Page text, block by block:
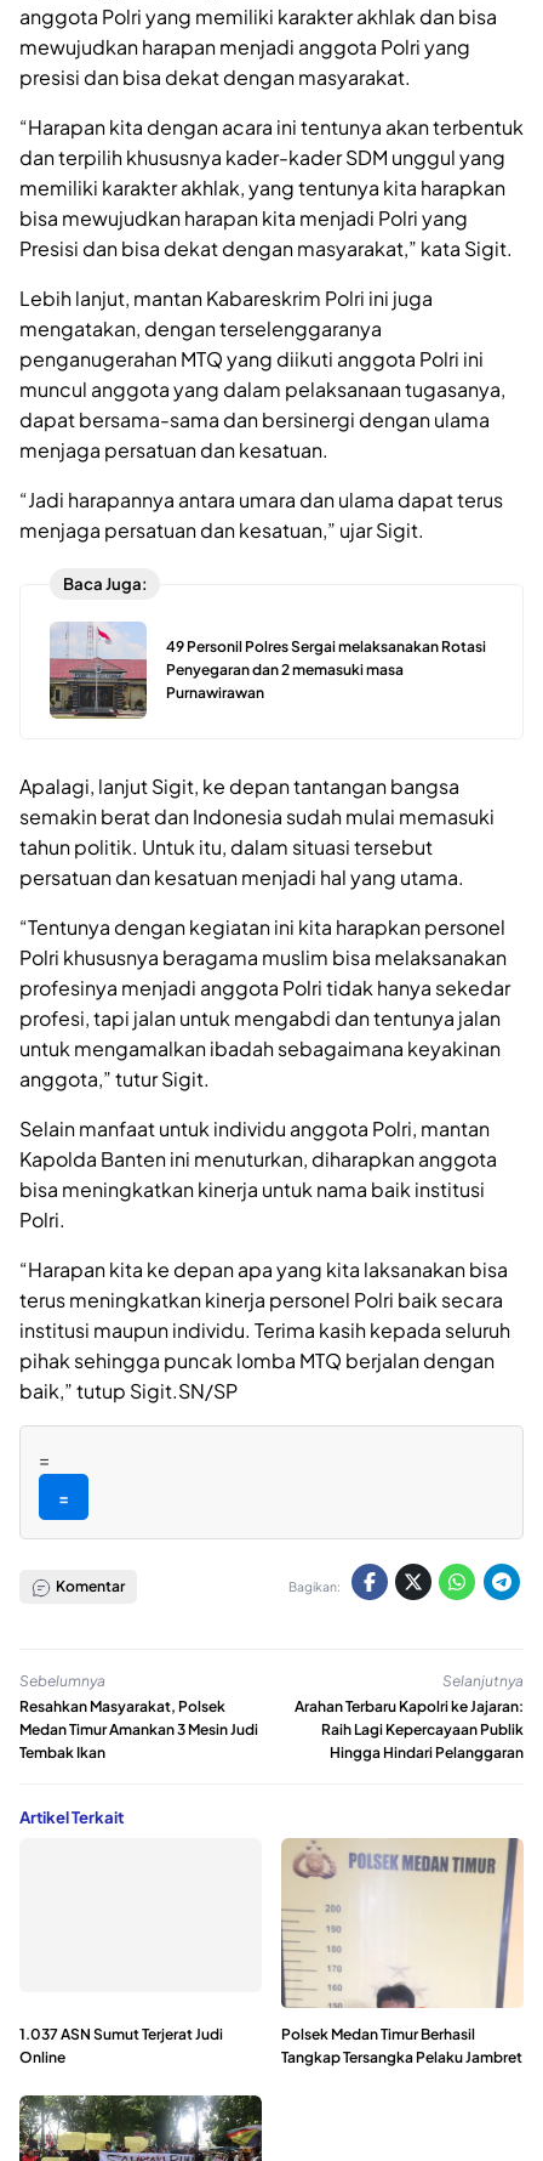
anggota Polri yang memiliki karakter akhlak dan bisa
mewujudkan harapan menjadi anggota Polri yang
presisi dan bisa dekat dengan masyarakat.
“Harapan kita dengan acara ini tentunya akan terbentuk
dan terpilih khususnya kader-kader SDM unggul yang
memiliki karakter akhlak, yang tentunya kita harapkan
bisa mewujudkan harapan kita menjadi Polri yang
Presisi dan bisa dekat dengan masyarakat,” kata Sigit.
Lebih lanjut, mantan Kabareskrim Polri ini juga
mengatakan, dengan terselenggaranya
penganugerahan MTQ yang diikuti anggota Polri ini
muncul anggota yang dalam pelaksanaan tugasanya,
dapat bersama-sama dan bersinergi dengan ulama
menjaga persatuan dan kesatuan.
“Jadi harapannya antara umara dan ulama dapat terus
menjaga persatuan dan kesatuan,” ujar Sigit.
Baca Juga:
49 Personil Polres Sergai melaksanakan Rotasi
Penyegaran dan 2 memasuki masa
Purnawirawan
Apalagi, lanjut Sigit, ke depan tantangan bangsa
semakin berat dan Indonesia sudah mulai memasuki
tahun politik. Untuk itu, dalam situasi tersebut
persatuan dan kesatuan menjadi hal yang utama.
“Tentunya dengan kegiatan ini kita harapkan personel
Polri khususnya beragama muslim bisa melaksanakan
profesinya menjadi anggota Polri tidak hanya sekedar
profesi, tapi jalan untuk mengabdi dan tentunya jalan
untuk mengamalkan ibadah sebagaimana keyakinan
anggota,” tutur Sigit.
Selain manfaat untuk individu anggota Polri, mantan
Kapolda Banten ini menuturkan, diharapkan anggota
bisa meningkatkan kinerja untuk nama baik institusi
Polri.
“Harapan kita ke depan apa yang kita laksanakan bisa
terus meningkatkan kinerja personel Polri baik secara
institusi maupun individu. Terima kasih kepada seluruh
pihak sehingga puncak lomba MTQ berjalan dengan
baik,” tutup Sigit.SN/SP
=
=
Komentar Bagikan:
Sebelumnya
Resahkan Masyarakat, Polsek
Medan Timur Amankan 3 Mesin Judi
Tembak Ikan
Selanjutnya
Arahan Terbaru Kapolri ke Jajaran:
Raih Lagi Kepercayaan Publik
Hingga Hindari Pelanggaran
Artikel Terkait
1.037 ASN Sumut Terjerat Judi
Online
Polsek Medan Timur Berhasil
Tangkap Tersangka Pelaku Jambret